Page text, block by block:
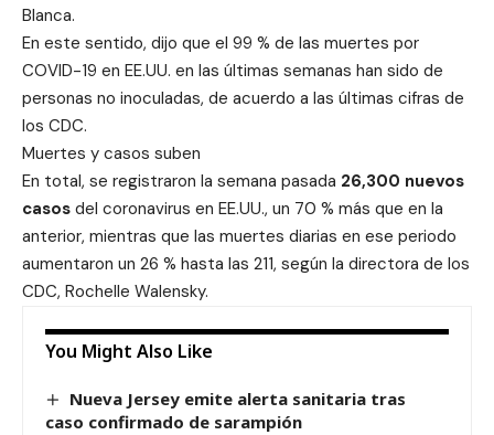
Blanca.
En este sentido, dijo que el 99 % de las muertes por
COVID-19 en EE.UU. en las últimas semanas han sido de
personas no inoculadas, de acuerdo a las últimas cifras de
los CDC.
Muertes y casos suben
En total, se registraron la semana pasada 26,300 nuevos
casos del coronavirus en EE.UU., un 70 % más que en la
anterior, mientras que las muertes diarias en ese periodo
aumentaron un 26 % hasta las 211, según la directora de los
CDC, Rochelle Walensky.
You Might Also Like
Nueva Jersey emite alerta sanitaria tras
caso confirmado de sarampión